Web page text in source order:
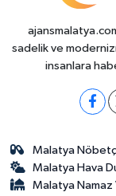
sadelik ve
insanlara
Malatya
Malatya Hava
Malatya Namaz